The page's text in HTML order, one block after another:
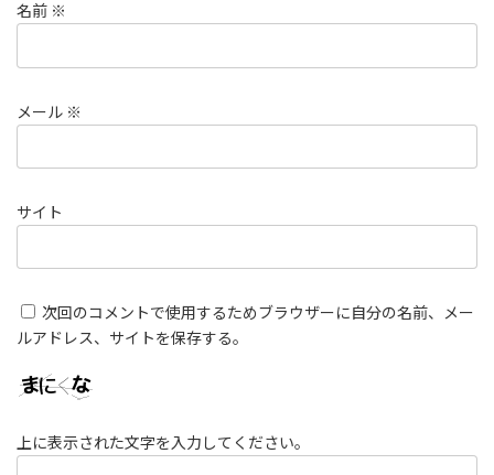
名前 ※
メール ※
サイト
次回のコメントで使用するためブラウザーに自分の名前、メー
ルアドレス、サイトを保存する。
上に表示された文字を入力してください。